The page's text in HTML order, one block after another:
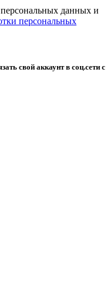
данных и
персональных
свой аккаунт в соц.сети с